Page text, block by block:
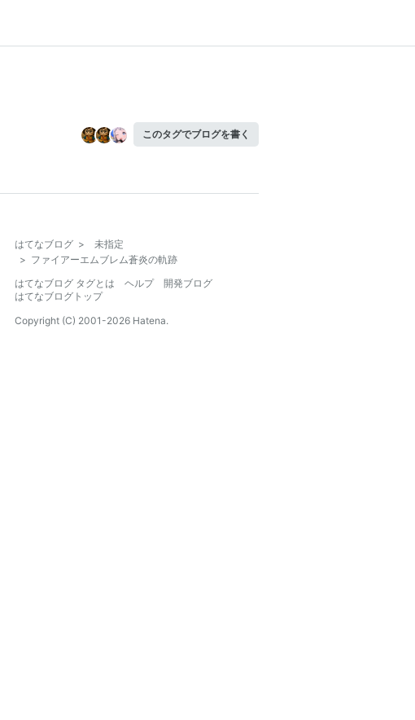
このタグでブログを書く
はてなブログ >
未指定
> ファイアーエムブレム蒼炎の軌跡
はてなブログ タグとは
ヘルプ
開発ブログ
はてなブログトップ
Copyright (C) 2001-2026 Hatena.